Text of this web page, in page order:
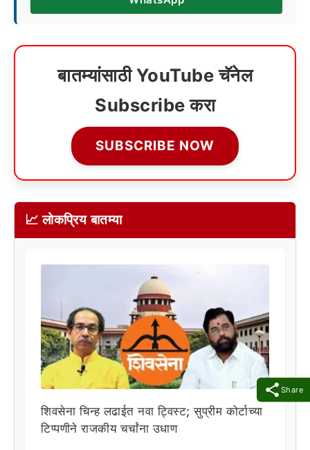
Share
बातम्यांसाठी YouTube चॅनेल
Subscribe करा
SUBSCRIBE NOW
📈 लोकप्रिय बातम्या
शिवसेना चिन्ह लढाईत नवा ट्विस्ट; सुप्रीम कोर्टाच्या
टिप्पणीने राजकीय चर्चांना उधाण